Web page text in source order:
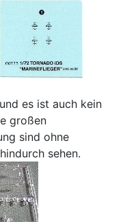
es ist auch kein
großen
sind ohne
sehen.